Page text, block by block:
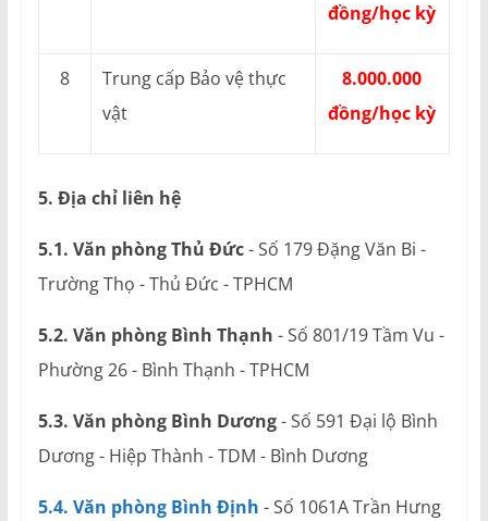
đồng/học kỳ
8
Trung cấp Bảo vệ thực
vật
8.000.000
đồng/học kỳ
5. Địa chỉ liên hệ
5.1. Văn phòng Thủ Đức- Số 179 Đặng Văn Bi -
Trường Thọ - Thủ Đức - TPHCM
5.2. Văn phòng Bình Thạnh - Số 801/19 Tầm Vu -
Phường 26 - Bình Thạnh - TPHCM
5.3. Văn phòng Bình Dương- Số 591 Đại lộ Bình
Dương - Hiệp Thành - TDM - Bình Dương
5.4. Văn phòng Bình Định - Số 1061A Trần Hưng